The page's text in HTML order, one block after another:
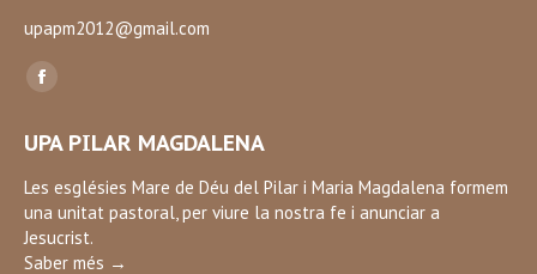
upapm2012@gmail.com
Find us on:
Facebook
opens
in
new
window
UPA PILAR MAGDALENA
Les esglésies Mare de Déu del Pilar i Maria Magdalena formem
una unitat pastoral, per viure la nostra fe i anunciar a
Jesucrist.
Saber més →